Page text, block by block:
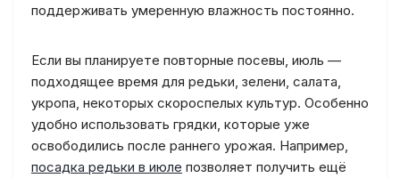
поддерживать умеренную влажность постоянно.
Если вы планируете повторные посевы, июль —
подходящее время для редьки, зелени, салата,
укропа, некоторых скороспелых культур. Особенно
удобно использовать грядки, которые уже
освободились после раннего урожая. Например,
посадка редьки в июле позволяет получить ещё